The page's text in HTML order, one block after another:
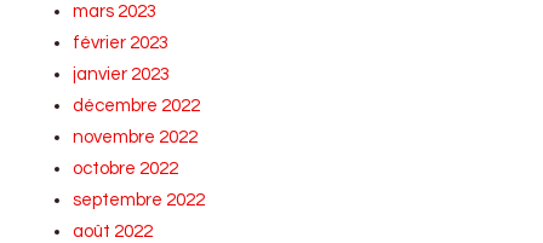
mars 2023
février 2023
janvier 2023
décembre 2022
novembre 2022
octobre 2022
septembre 2022
août 2022